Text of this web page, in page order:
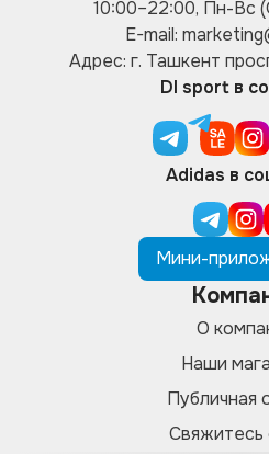
10:00–22:00, Пн-Вс
E-mail:
Адрес: г. Ташкент
DI sport в
Adidas в
Мини-
О
Наши
Публичная
Свяжитесь